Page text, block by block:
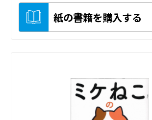
紙の書籍を購入する